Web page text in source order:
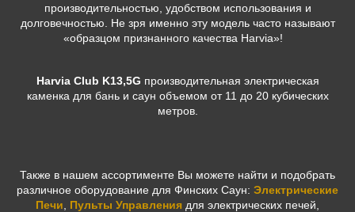
производительностью, удобством использования и
долговечностью. Не зря именно эту модель часто называют
«образцом признанного качества Harvia»!
Harvia Club K13,5G производительная электрическая
каменка для бань и саун объемом от 11 до 20 кубических
метров.
Также в нашем ассортименте Вы можете найти и подобрать
различное оборудование для Финских Саун: Электрические
Печи
Пульты Управления для электрических печей,